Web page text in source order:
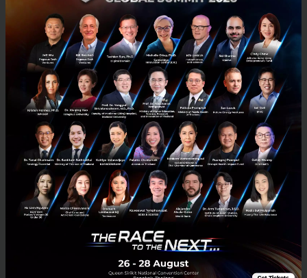
RELATED ARTICLE